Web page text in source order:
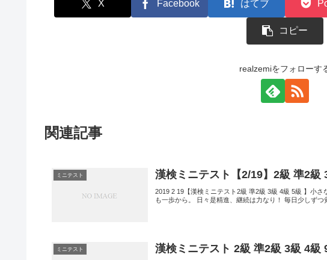
X Facebook はてブ
コピー
realzemiをフォローす
関連記事
ミニテスト 漢検ミニテスト【2/19】2級 準2級
2019 2 19【漢検ミニテスト2級 準2級 3級 4級 5級 】小
も一歩から。 日々是精進、継続は力なり！ 毎日少しず
ミニテスト 漢検ミニテスト 2級 準2級 3級 4級